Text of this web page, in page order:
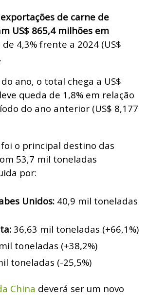
de carne de
US$ 865,4 milhões em
de 4,3% frente a 2024 (US$
ano, o total chega a US$
queda de 1,8% em relação
do ano anterior (US$ 8,177
o principal destino das
53,7 mil toneladas
por:
Unidos: 40,9 mil toneladas
36,63 mil toneladas (+66,1%)
toneladas (+38,2%)
toneladas (-25,5%)
China deverá ser um novo